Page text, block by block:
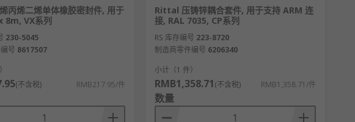
丙烯二烯单体橡胶密封件, 用于
8m, VX系列
230-5045
号 8617507
(不含税) RMB217.95/件
Rittal 压铸锌耦合套件, 用于支持 ARM 连
接, RAL 7035, CP系列
RS 库存编号 223-8720
制造商零件编号 6206340
小计（1 件）
RMB1,358.71(不含税) RMB1,358.71/件
数量